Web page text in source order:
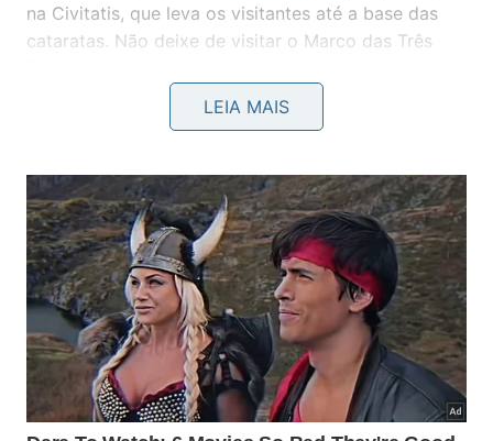
na Civitatis, que leva os visitantes até a base das
cataratas. Não deixe de visitar o Marco das Três
LEIA MAIS